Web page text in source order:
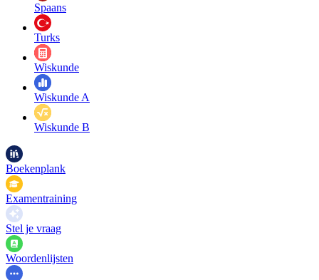
Spaans
Turks
Wiskunde
Wiskunde A
Wiskunde B
Boekenplank
Examentraining
Stel je vraag
Woordenlijsten